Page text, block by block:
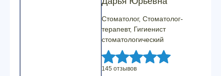
Стоматолог, Стоматолог-
терапевт, Гигиенист
стоматологический
145 отзывов